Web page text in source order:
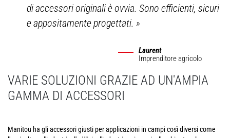
di accessori originali è ovvia. Sono efficienti, sicuri
e appositamente progettati.»
Laurent
Imprenditore agricolo
VARIE SOLUZIONI GRAZIE AD UN'AMPIA
GAMMA DI ACCESSORI
Manitou ha gli accessori giusti per applicazioni in campi così diversi come